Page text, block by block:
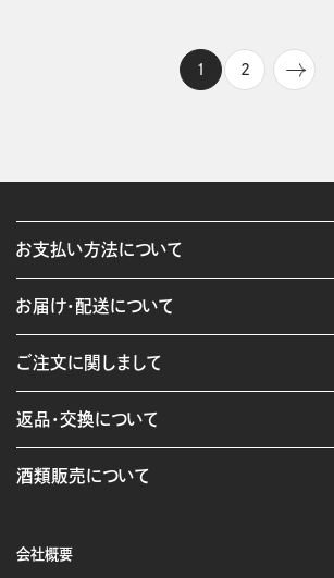
1 2
会社概要
お支払い方法について
お届け・配送について
ご注文に関しまして
返品・交換について
酒類販売について